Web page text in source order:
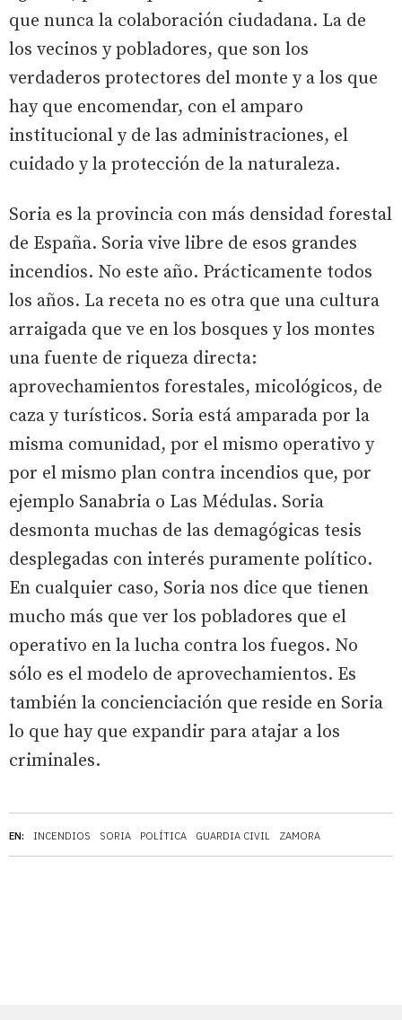
EN: INCENDIOS SORIA POLÍTICA GUARDIA CIVIL ZAMORA
que nunca la colaboración ciudadana. La de
los vecinos y pobladores, que son los
verdaderos protectores del monte y a los que
hay que encomendar, con el amparo
institucional y de las administraciones, el
cuidado y la protección de la naturaleza.
Soria es la provincia con más densidad forestal
de España. Soria vive libre de esos grandes
incendios. No este año. Prácticamente todos
los años. La receta no es otra que una cultura
arraigada que ve en los bosques y los montes
una fuente de riqueza directa:
aprovechamientos forestales, micológicos, de
caza y turísticos. Soria está amparada por la
misma comunidad, por el mismo operativo y
por el mismo plan contra incendios que, por
ejemplo Sanabria o Las Médulas. Soria
desmonta muchas de las demagógicas tesis
desplegadas con interés puramente político.
En cualquier caso, Soria nos dice que tienen
mucho más que ver los pobladores que el
operativo en la lucha contra los fuegos. No
sólo es el modelo de aprovechamientos. Es
también la concienciación que reside en Soria
lo que hay que expandir para atajar a los
criminales.